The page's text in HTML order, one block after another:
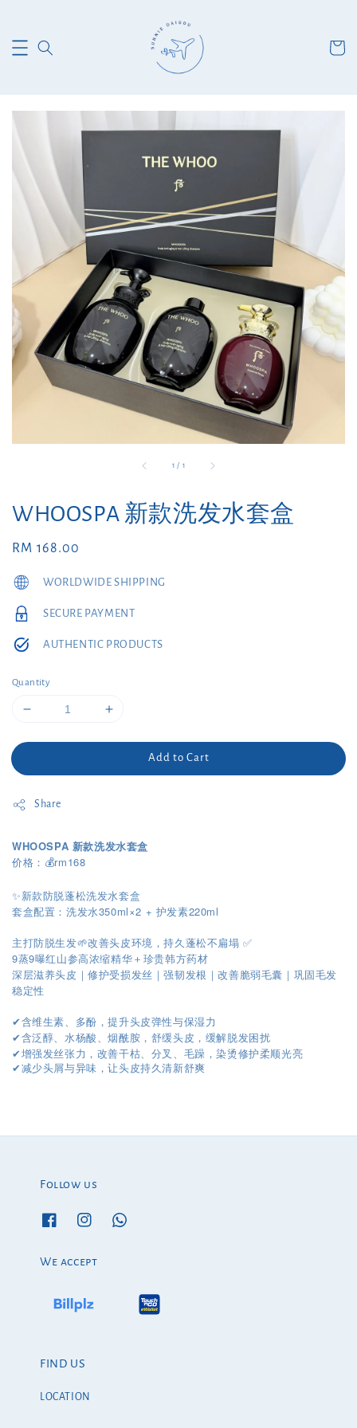
1 / 1
WHOOSPA 新款洗发水套盒
Regular
RM 168.00
WORLDWIDE SHIPPING
SECURE PAYMENT
AUTHENTIC PRODUCTS
Quantity
Add to Cart
Share
WHOOSPA 新款洗发水套盒
价格：💰rm168
✨新款防脱蓬松洗发水套盒
套盒配置：洗发水350ml×2 + 护发素220ml
主打防脱生发🌱改善头皮环境，持久蓬松不扁塌 ✅
9蒸9曝红山参高浓缩精华＋珍贵韩方药材
深层滋养头皮｜修护受损发丝｜强韧发根｜改善脆弱毛囊｜巩固毛发
稳定性
✔︎ 含维生素、多酚，提升头皮弹性与保湿力
✔︎ 含泛醇、水杨酸、烟酰胺，舒缓头皮，缓解脱发困扰
✔︎ 增强发丝张力，改善干枯、分叉、毛躁，染烫修护柔顺光亮
✔︎ 减少头屑与异味，让头皮持久清新舒爽
Follow us
We accept
FIND US
LOCATION